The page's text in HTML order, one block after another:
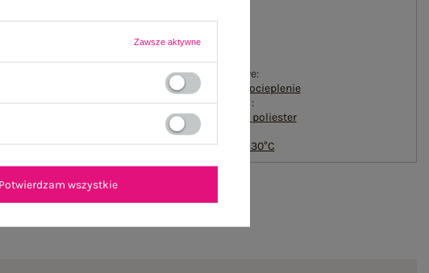
#zapięcie:
#cechy dodatkowe:
naszywki
ocieplenie
#skład materiału :
70% bawełna
30% poliester
#sposób prania :
pranie w pralce w 30°C
Zawsze aktywne
Potwierdzam wszystkie